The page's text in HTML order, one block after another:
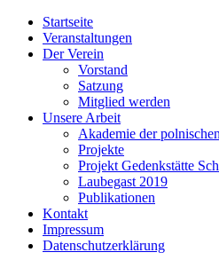
Startseite
Veranstaltungen
Der Verein
Vorstand
Satzung
Mitglied werden
Unsere Arbeit
Akademie der
Projekte
Projekt Gedenkstätte
Laubegast 2019
Publikationen
Kontakt
Impressum
Datenschutzerklärung